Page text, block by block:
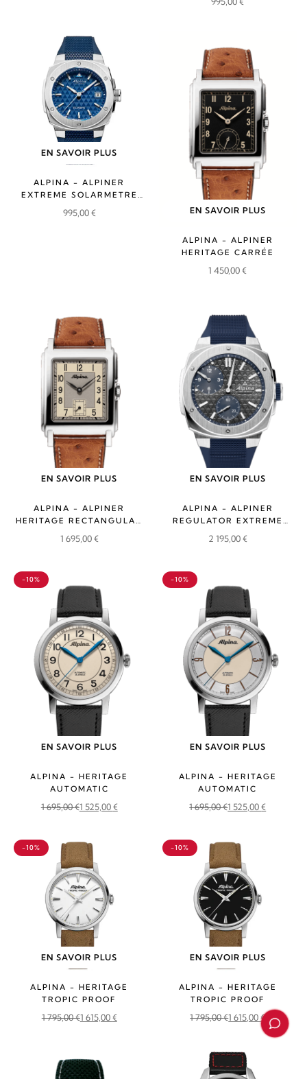
initial
était :
2
995,00 €.
actuel
est :
2
695,00 €.
EN SAVOIR PLUS
ALPINA - ALPINER
EXTREME SOLARMETRE
RUBBER
995,00€ EN SAVOIR PLUS
ALPINA - ALPINER
HERITAGE CARRÉE
1 450,00€
EN SAVOIR PLUS
ALPINA - ALPINER
HERITAGE RECTANGULAR
1 695,00€
EN SAVOIR PLUS
ALPINA - ALPINER
REGULATOR EXTREME
EDITION
2 195,00€
EN SAVOIR PLUS
-10%
ALPINA - HERITAGE
AUTOMATIC
1 695,00€
Le
initial
était :
1
695,00 €.
1 525,00€
Le
actuel
est :
1
525,00 €.
EN SAVOIR PLUS
-10%
ALPINA - HERITAGE
AUTOMATIC
1 695,00€
Le
initial
était :
1
695,00 €.
1 525,00€
Le
actuel
est :
1
525,00 €.
EN SAVOIR PLUS
-10%
ALPINA - HERITAGE
TROPIC PROOF
1 795,00€
Le
initial
1 615,00€
Le
actuel
EN SAVOIR PLUS
-10%
ALPINA - HERITAGE
TROPIC PROOF
1 795,00€
Le
initial
1 615,00€
Le
actuel